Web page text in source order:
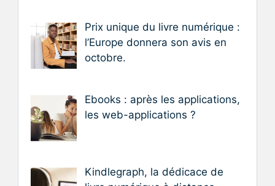
Prix unique du livre numérique :
l’Europe donnera son avis en
octobre.
Ebooks : après les applications,
les web-applications ?
Kindlegraph, la dédicace de